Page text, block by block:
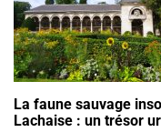
La faune sauvage
Lachaise : un trésor